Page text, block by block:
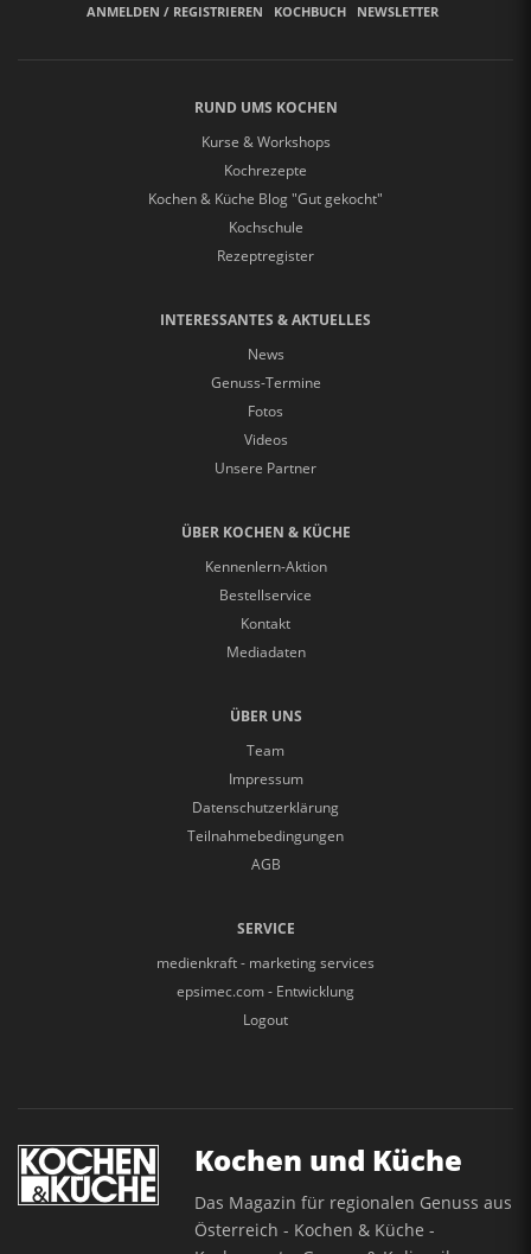
ANMELDEN / REGISTRIEREN KOCHBUCH NEWSLETTER
RUND UMS KOCHEN
Kurse & Workshops
Kochrezepte
Kochen & Küche Blog "Gut gekocht"
Kochschule
Rezeptregister
INTERESSANTES & AKTUELLES
News
Genuss-Termine
Fotos
Videos
Unsere Partner
ÜBER KOCHEN & KÜCHE
Kennenlern-Aktion
Bestellservice
Kontakt
Mediadaten
ÜBER UNS
Team
Impressum
Datenschutzerklärung
Teilnahmebedingungen
AGB
SERVICE
medienkraft - marketing services
epsimec.com - Entwicklung
Logout
Kochen und Küche
Das Magazin für regionalen Genuss aus
Österreich - Kochen & Küche -